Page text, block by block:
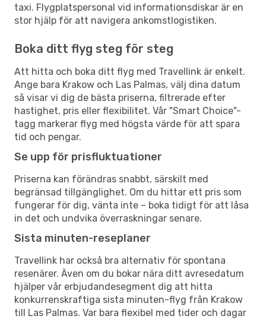
taxi. Flygplatspersonal vid informationsdiskar är en
stor hjälp för att navigera ankomstlogistiken.
Boka ditt flyg steg för steg
Att hitta och boka ditt flyg med Travellink är enkelt.
Ange bara Krakow och Las Palmas, välj dina datum
så visar vi dig de bästa priserna, filtrerade efter
hastighet, pris eller flexibilitet. Vår "Smart Choice"-
tagg markerar flyg med högsta värde för att spara
tid och pengar.
Se upp för prisfluktuationer
Priserna kan förändras snabbt, särskilt med
begränsad tillgänglighet. Om du hittar ett pris som
fungerar för dig, vänta inte – boka tidigt för att låsa
in det och undvika överraskningar senare.
Sista minuten-reseplaner
Travellink har också bra alternativ för spontana
resenärer. Även om du bokar nära ditt avresedatum
hjälper vår erbjudandesegment dig att hitta
konkurrenskraftiga sista minuten-flyg från Krakow
till Las Palmas. Var bara flexibel med tider och dagar